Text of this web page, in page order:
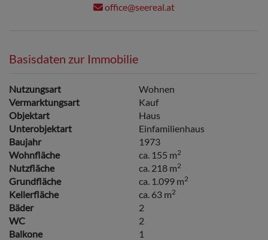
office@seereal.at
Basisdaten zur Immobilie
Nutzungsart
Wohnen
Vermarktungsart
Kauf
Objektart
Haus
Unterobjektart
Einfamilienhaus
Baujahr
1973
Wohnfläche
ca. 155 m2
Nutzfläche ca. 218 m2
Grundfläche ca. 1.099 m2
Kellerfläche ca. 63 m2
Bäder
2
WC
2
Balkone
1